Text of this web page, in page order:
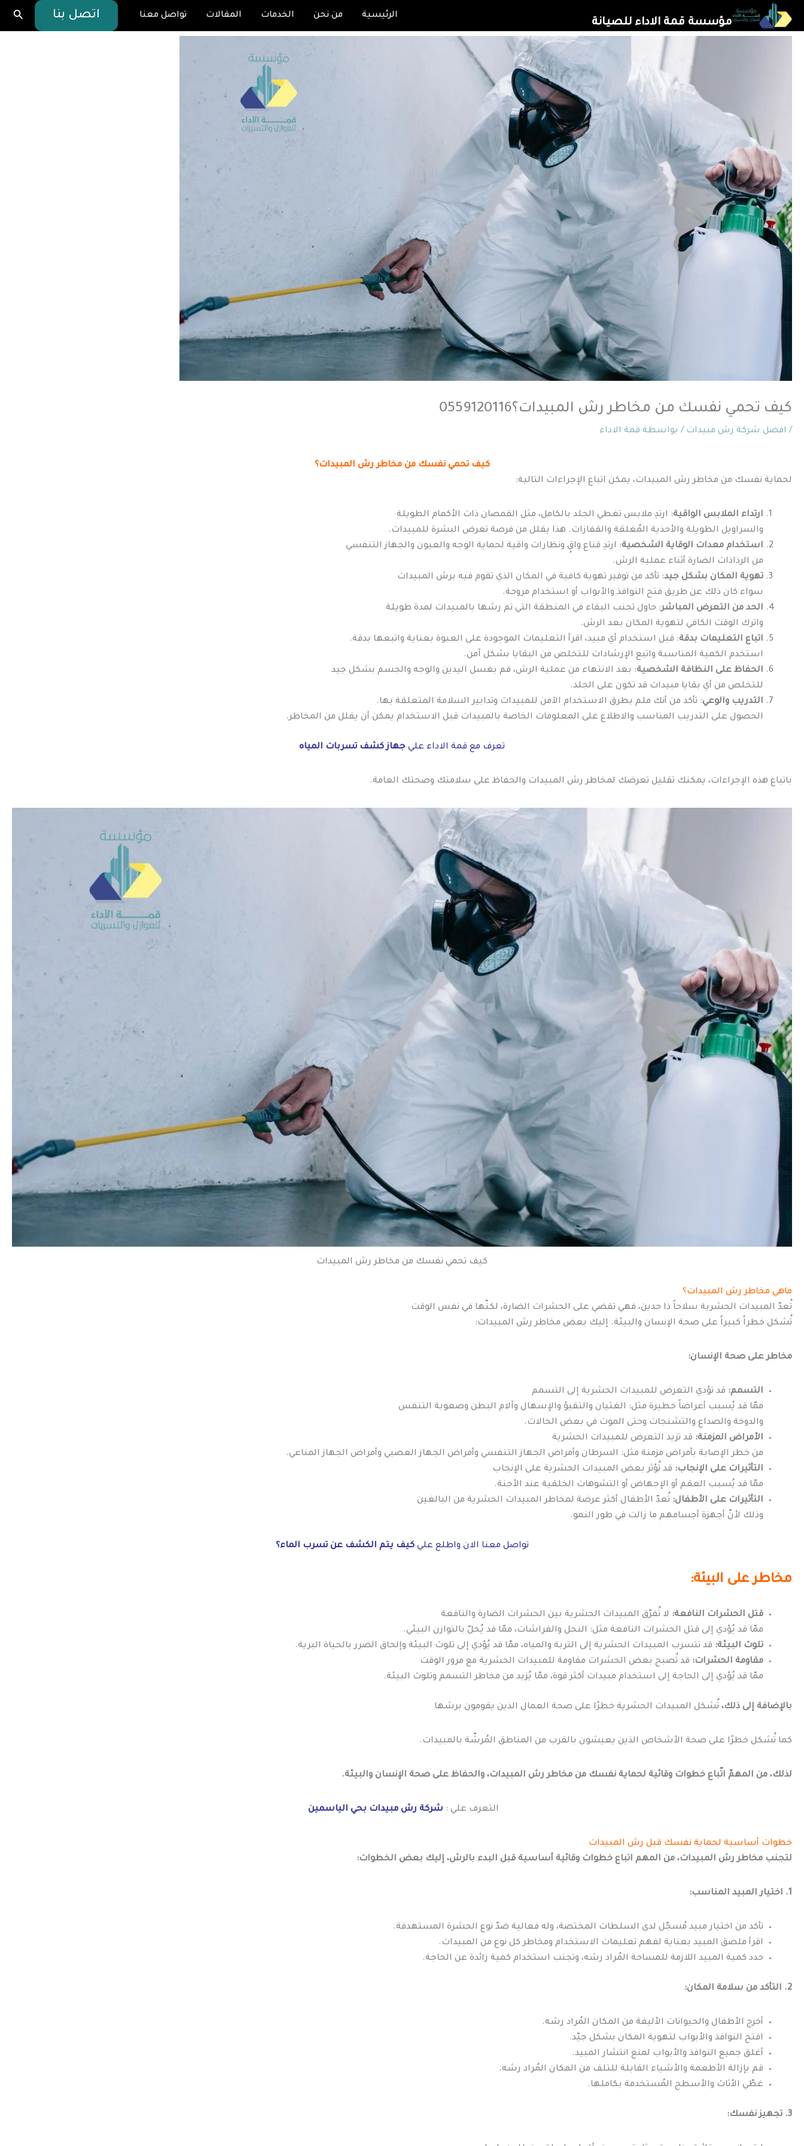
المحتوى
مؤسسة قمة الاداء للصيانة
الرئيسية من نحن الخدمات المقالات تواصل معنا اتصل بنا
كيف تحمي نفسك من مخاطر رش المبيدات؟0559120116
/ افضل شركة رش مبيدات / بواسطة قمة الاداء
كيف تحمي نفسك من مخاطر رش المبيدات؟
لحماية نفسك من مخاطر رش المبيدات، يمكن اتباع الإجراءات التالية:
ارتداء الملابس الواقية: ارتدِ ملابس تغطي الجلد بالكامل، مثل القمصان ذات الأكمام الطويلة
والسراويل الطويلة والأحذية المُغلقة والقفازات. هذا يقلل من فرصة تعرض البشرة للمبيدات.
استخدام معدات الوقاية الشخصية: ارتدِ قناع واقٍ ونظارات واقية لحماية الوجه والعيون والجهاز التنفسي
من الرذاذات الضارة أثناء عملية الرش.
تهوية المكان بشكل جيد: تأكد من توفير تهوية كافية في المكان الذي تقوم فيه برش المبيدات
سواء كان ذلك عن طريق فتح النوافذ والأبواب أو استخدام مروحة.
الحد من التعرض المباشر: حاول تجنب البقاء في المنطقة التي تم رشها بالمبيدات لمدة طويلة
واترك الوقت الكافي لتهوية المكان بعد الرش.
اتباع التعليمات بدقة: قبل استخدام أي مبيد، اقرأ التعليمات الموجودة على العبوة بعناية واتبعها بدقة.
استخدم الكمية المناسبة واتبع الإرشادات للتخلص من البقايا بشكل آمن.
الحفاظ على النظافة الشخصية: بعد الانتهاء من عملية الرش، قم بغسل اليدين والوجه والجسم بشكل جيد
للتخلص من أي بقايا مبيدات قد تكون على الجلد.
التدريب والوعي: تأكد من أنك ملم بطرق الاستخدام الآمن للمبيدات وتدابير السلامة المتعلقة بها.
الحصول على التدريب المناسب والاطلاع على المعلومات الخاصة بالمبيدات قبل الاستخدام يمكن أن يقلل من المخاطر.
تعرف مع قمة الاداء علي جهاز كشف تسربات المياه
باتباع هذه الإجراءات، يمكنك تقليل تعرضك لمخاطر رش المبيدات والحفاظ على سلامتك وصحتك العامة.
كيف تحمي نفسك من مخاطر رش المبيدات
ماهي مخاطر رش المبيدات؟
تُعدّ المبيدات الحشرية سلاحاً ذا حدين، فهي تقضي على الحشرات الضارة، لكنّها في نفس الوقت
تُشكل خطراً كبيراً على صحة الإنسان والبيئة. إليك بعض مخاطر رش المبيدات:
مخاطر على صحة الإنسان:
التسمم: قد تؤدي التعرض للمبيدات الحشرية إلى التسمم
ممّا قد يُسبب أعراضاً خطيرة مثل: الغثيان والتقيؤ والإسهال وآلام البطن وصعوبة التنفس
والدوخة والصداع والتشنجات وحتى الموت في بعض الحالات.
الأمراض المزمنة: قد تزيد التعرض للمبيدات الحشرية
من خطر الإصابة بأمراض مزمنة مثل: السرطان وأمراض الجهاز التنفسي وأمراض الجهاز العصبي وأمراض الجهاز المناعي.
التأثيرات على الإنجاب: قد تُؤثر بعض المبيدات الحشرية على الإنجاب
ممّا قد يُسبب العقم أو الإجهاض أو التشوهات الخلقية عند الأجنة.
التأثيرات على الأطفال: تُعدّ الأطفال أكثر عرضة لمخاطر المبيدات الحشرية من البالغين
وذلك لأنّ أجهزة أجسامهم ما زالت في طور النمو.
تواصل معنا الان واطلع عليكيف يتم الكشف عن تسرب الماء؟
مخاطر على البيئة:
قتل الحشرات النافعة: لا تُفرّق المبيدات الحشرية بين الحشرات الضارة والنافعة
ممّا قد يُؤدي إلى قتل الحشرات النافعة مثل: النحل والفراشات، ممّا قد يُخلّ بالتوازن البيئي.
تلوث البيئة: قد تتسرب المبيدات الحشرية إلى التربة والمياه، ممّا قد يُؤدي إلى تلوث البيئة وإلحاق الضرر بالحياة البرية.
مقاومة الحشرات: قد تُصبح بعض الحشرات مقاومة للمبيدات الحشرية مع مرور الوقت
ممّا قد يُؤدي إلى الحاجة إلى استخدام مبيدات أكثر قوة، ممّا يُزيد من مخاطر التسمم وتلوث البيئة.
بالإضافة إلى ذلك، تُشكل المبيدات الحشرية خطرًا على صحة العمال الذين يقومون برشها
كما تُشكل خطرًا على صحة الأشخاص الذين يعيشون بالقرب من المناطق المُرشّة بالمبيدات.
لذلك، من المهمّ اتّباع خطوات وقائية لحماية نفسك من مخاطر رش المبيدات، والحفاظ على صحة الإنسان والبيئة.
التعرف علي : شركة رش مبيدات بحي الياسمين
خطوات أساسية لحماية نفسك قبل رش المبيدات
لتجنب مخاطر رش المبيدات، من المهم اتباع خطوات وقائية أساسية قبل البدء بالرش، إليك بعض الخطوات:
1. اختيار المبيد المناسب:
تأكد من اختيار مبيد مُسجّل لدى السلطات المختصة، وله فعالية ضدّ نوع الحشرة المستهدفة.
اقرأ ملصق المبيد بعناية لفهم تعليمات الاستخدام ومخاطر كل نوع من المبيدات.
حدد كمية المبيد اللازمة للمساحة المُراد رشه، وتجنب استخدام كمية زائدة عن الحاجة.
2. التأكد من سلامة المكان:
أخرج الأطفال والحيوانات الأليفة من المكان المُراد رشه.
افتح النوافذ والأبواب لتهوية المكان بشكل جيّد.
أغلق جميع النوافذ والأبواب لمنع انتشار المبيد.
قم بإزالة الأطعمة والأشياء القابلة للتلف من المكان المُراد رشه.
غطّي الأثاث والأسطح المُستخدمة بكاملها.
3. تجهيز نفسك: